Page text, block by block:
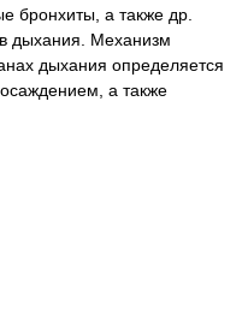
бронхиты, а также др.
дыхания. Механизм
дыхания определяется
а также